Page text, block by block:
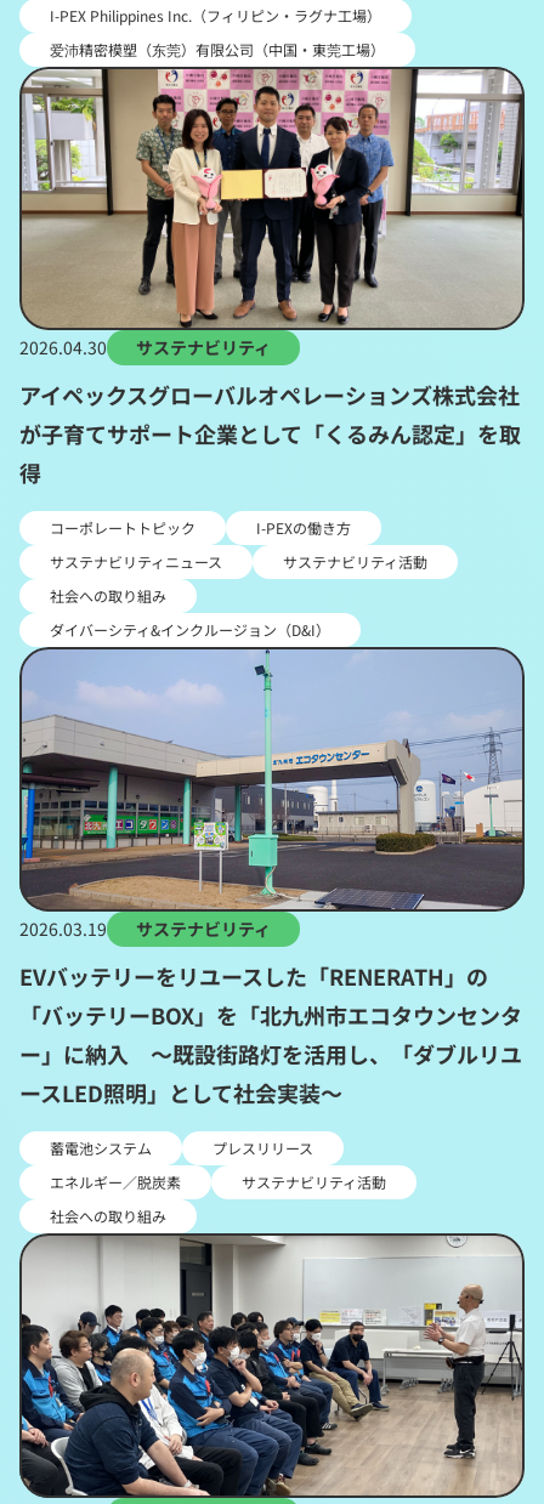
I-PEX Philippines Inc.（フィリピン・ラグナ工場）
爱沛精密模塑（东莞）有限公司（中国・東莞工場）
2026.04.30 サステナビリティ
アイペックスグローバルオペレーションズ株式会社
が子育てサポート企業として「くるみん認定」を取
得
コーポレートトピック
I-PEXの働き方
サステナビリティニュース
サステナビリティ活動
社会への取り組み
ダイバーシティ&インクルージョン（D&I）
2026.03.19 サステナビリティ
EVバッテリーをリユースした「RENERATH」の
「バッテリーBOX」を「北九州市エコタウンセンタ
ー」に納入 ～既設街路灯を活用し、「ダブルリユ
ースLED照明」として社会実装～
蓄電池システム
プレスリリース
エネルギー／脱炭素
サステナビリティ活動
社会への取り組み